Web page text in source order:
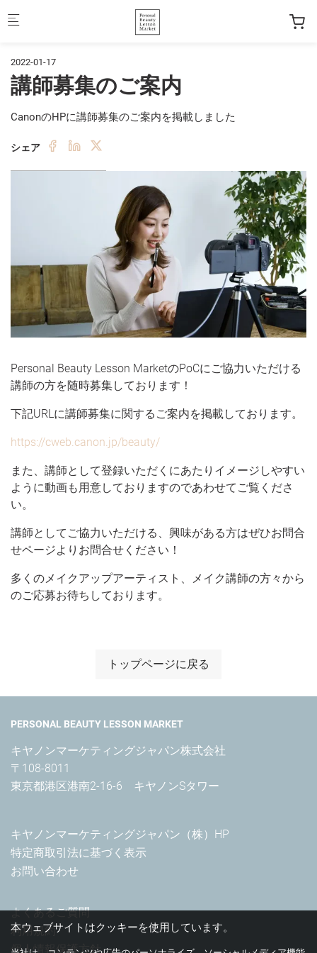
2022-01-17
講師募集のご案内
CanonのHPに講師募集のご案内を掲載しました
シェア
Personal Beauty Lesson MarketのPoCにご協力いただける
講師の方を随時募集しております！
下記URLに講師募集に関するご案内を掲載しております。
https://cweb.canon.jp/beauty/
また、講師として登録いただくにあたりイメージしやすい
ように動画も用意しておりますのであわせてご覧くださ
い。
講師としてご協力いただける、興味がある方はぜひお問合
せページよりお問合せください！
多くのメイクアップアーティスト、メイク講師の方々から
のご応募お待ちしております。
トップページに戻る
PERSONAL BEAUTY LESSON MARKET
キヤノンマーケティングジャパン株式会社
〒108-8011
東京都港区港南2-16-6　キヤノンSタワー
キヤノンマーケティングジャパン（株）HP
特定商取引法に基づく表示
お問い合わせ
よくあるご質問
利用規約
個人情報保護方針
本ウェブサイトはクッキーを使用しています。